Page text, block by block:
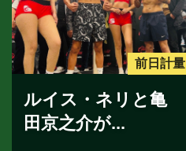
前日計量
ルイス・ネリと亀
田京之介が...